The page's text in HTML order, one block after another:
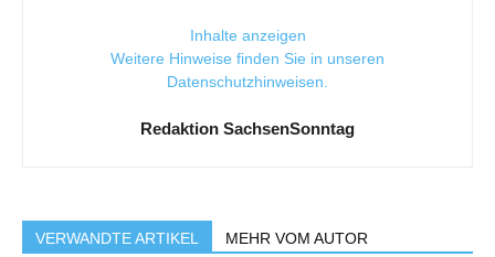
Inhalte anzeigen
Weitere Hinweise finden Sie in unseren
Datenschutzhinweisen
Redaktion SachsenSonntag
VERWANDTE ARTIKEL MEHR VOM AUTOR